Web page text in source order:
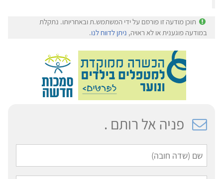
תוכן מודעה זו פורסם על ידי המשתמש.ת ובאחריותו. נתקלת
במודעה פוגענית או לא ראויה, ניתן לדווח לנו.
פניה אל רותם .